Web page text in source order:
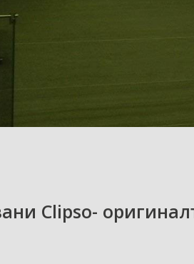
Clipso-